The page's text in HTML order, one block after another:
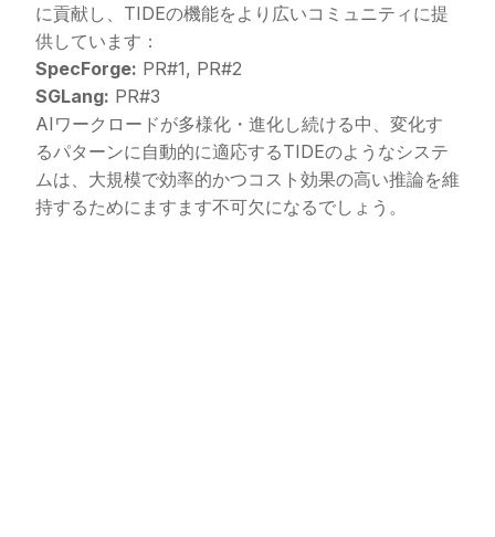
に貢献し、TIDEの機能をより広いコミュニティに提
供しています：
SpecForge: PR#1, PR#2
SGLang: PR#3
AIワークロードが多様化・進化し続ける中、変化す
るパターンに自動的に適応するTIDEのようなシステ
ムは、大規模で効率的かつコスト効果の高い推論を維
持するためにますます不可欠になるでしょう。